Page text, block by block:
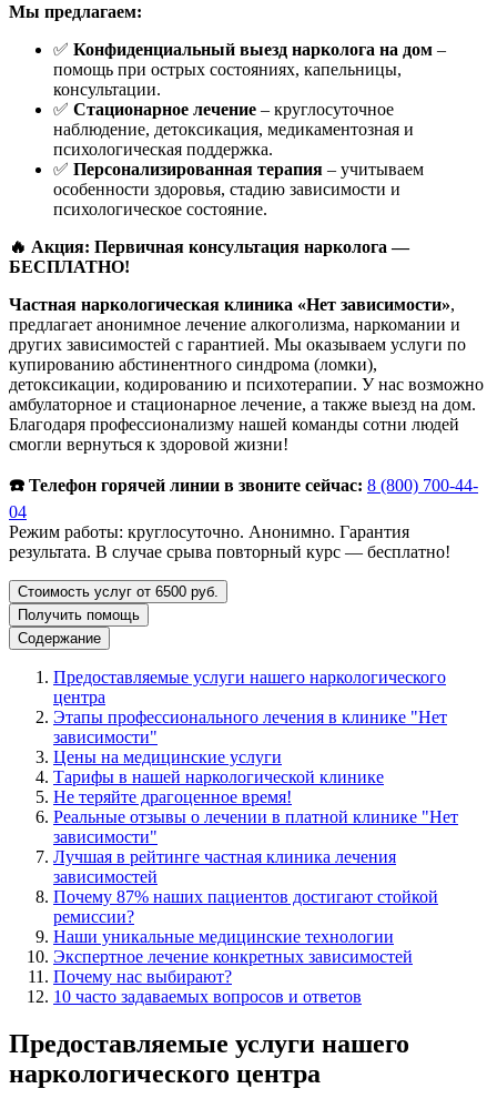
Мы предлагаем:
✅ Конфиденциальный выезд нарколога на дом –
помощь при острых состояниях, капельницы,
консультации.
✅ Стационарное лечение – круглосуточное
наблюдение, детоксикация, медикаментозная и
психологическая поддержка.
✅ Персонализированная терапия – учитываем
особенности здоровья, стадию зависимости и
психологическое состояние.
🔥 Акция: Первичная консультация нарколога —
БЕСПЛАТНО!
Частная наркологическая клиника «Нет зависимости»,
предлагает анонимное лечение алкоголизма, наркомании и
других зависимостей с гарантией. Мы оказываем услуги по
купированию абстинентного синдрома (ломки),
детоксикации, кодированию и психотерапии. У нас возможно
амбулаторное и стационарное лечение, а также выезд на дом.
Благодаря профессионализму нашей команды сотни людей
смогли вернуться к здоровой жизни!
☎️ Телефон горячей линии в звоните сейчас: 8 (800) 700-44-
04
Режим работы: круглосуточно. Анонимно. Гарантия
результата. В случае срыва повторный курс — бесплатно!
Стоимость услуг от 6500 руб.
Получить помощь
Содержание
Предоставляемые услуги нашего наркологического
центра
Этапы профессионального лечения в клинике "Нет
зависимости"
Цены на медицинские услуги
Тарифы в нашей наркологической клинике
Не теряйте драгоценное время!
Реальные отзывы о лечении в платной клинике "Нет
зависимости"
Лучшая в рейтинге частная клиника лечения
зависимостей
Почему 87% наших пациентов достигают стойкой
ремиссии?
Наши уникальные медицинские технологии
Экспертное лечение конкретных зависимостей
Почему нас выбирают?
10 часто задаваемых вопросов и ответов
Предоставляемые услуги нашего
наркологического центра